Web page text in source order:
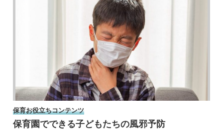
保育お役立ちコンテンツ
保育園でできる子どもたちの風邪予防